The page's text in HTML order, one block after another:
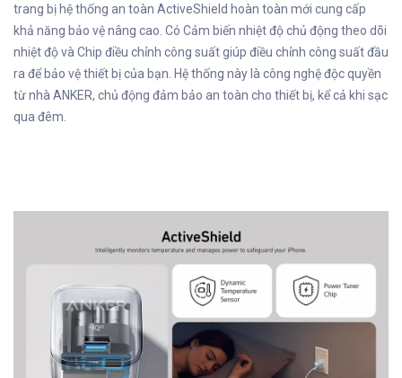
trang bị hệ thống an toàn ActiveShield hoàn toàn mới cung cấp
khả năng bảo vệ nâng cao. Có Cảm biến nhiệt độ chủ động theo dõi
nhiệt độ và Chip điều chỉnh công suất giúp điều chỉnh công suất đầu
ra để bảo vệ thiết bị của bạn. Hệ thống này là công nghệ độc quyền
từ nhà ANKER, chủ động đảm bảo an toàn cho thiết bị, kể cả khi sạc
qua đêm.